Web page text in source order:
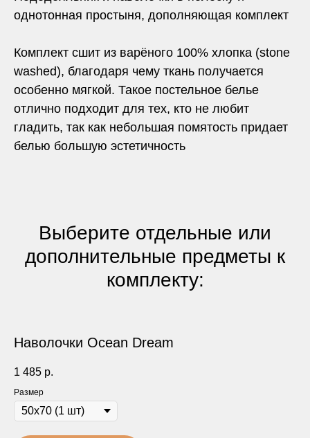
однотонная простыня, дополняющая комплект
Комплект сшит из варёного 100% хлопка (stone
washed), благодаря чему ткань получается
особенно мягкой. Такое постельное белье
отлично подходит для тех, кто не любит
гладить, так как небольшая помятость придает
белью большую эстетичность
Выберите отдельные или
дополнительные предметы к
комплекту:
Наволочки Ocean Dream
1 485 р.
Размер